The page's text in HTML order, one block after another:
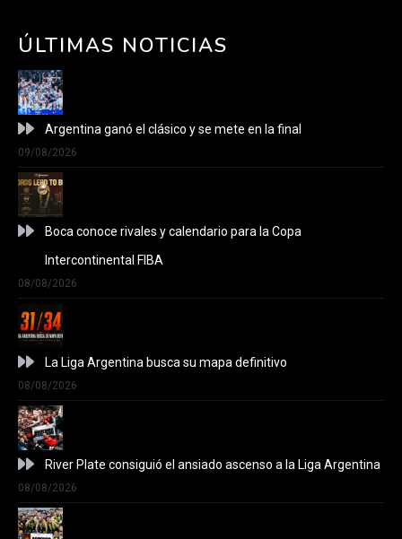
ÚLTIMAS NOTICIAS
Argentina ganó el clásico y se mete en la final
09/08/2026
Boca conoce rivales y calendario para la Copa
Intercontinental FIBA
08/08/2026
La Liga Argentina busca su mapa definitivo
08/08/2026
River Plate consiguió el ansiado ascenso a la Liga Argentina
08/08/2026